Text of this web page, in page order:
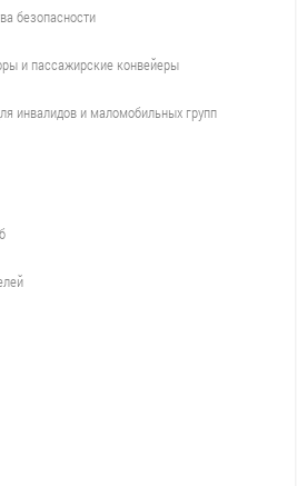
безопасности
и пассажирские конвейеры
инвалидов и маломобильных групп